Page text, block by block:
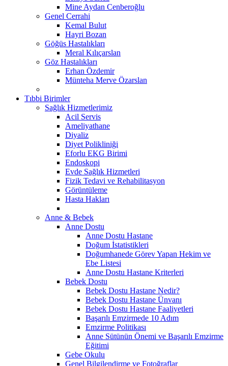
Mine Aydan Cenberoğlu
Genel Cerrahi
Kemal Bulut
Hayri Bozan
Göğüs Hastalıkları
Meral Kılıçarslan
Göz Hastalıkları
Erhan Özdemir
Münteha Merve Özarslan
Tıbbi Birimler
Sağlık Hizmetlerimiz
Acil Servis
Ameliyathane
Diyaliz
Diyet Polikliniği
Eforlu EKG Birimi
Endoskopi
Evde Sağlık Hizmetleri
Fizik Tedavi ve Rehabilitasyon
Görüntüleme
Hasta Hakları
Anne & Bebek
Anne Dostu
Anne Dostu Hastane
Doğum İstatistikleri
Doğumhanede Görev Yapan Hekim ve
Ebe Listesi
Anne Dostu Hastane Kriterleri
Bebek Dostu
Bebek Dostu Hastane Nedir?
Bebek Dostu Hastane Ünvanı
Bebek Dostu Hastane Faaliyetleri
Başarılı Emzirmede 10 Adım
Emzirme Politikası
Anne Sütünün Önemi ve Başarılı Emzirme
Eğitimi
Gebe Okulu
Genel Bilgilendirme ve Fotoğraflar